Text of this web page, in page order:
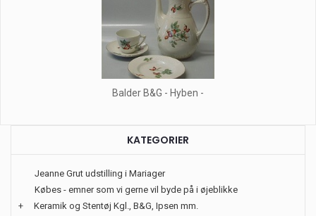
Balder B&G - Hyben -
KATEGORIER
Jeanne Grut udstilling i Mariager
Købes - emner som vi gerne vil byde på i øjeblikke
+
Keramik og Stentøj Kgl., B&G, Ipsen mm.